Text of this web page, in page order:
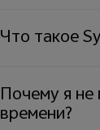
Что такое
Почему я не
времени?